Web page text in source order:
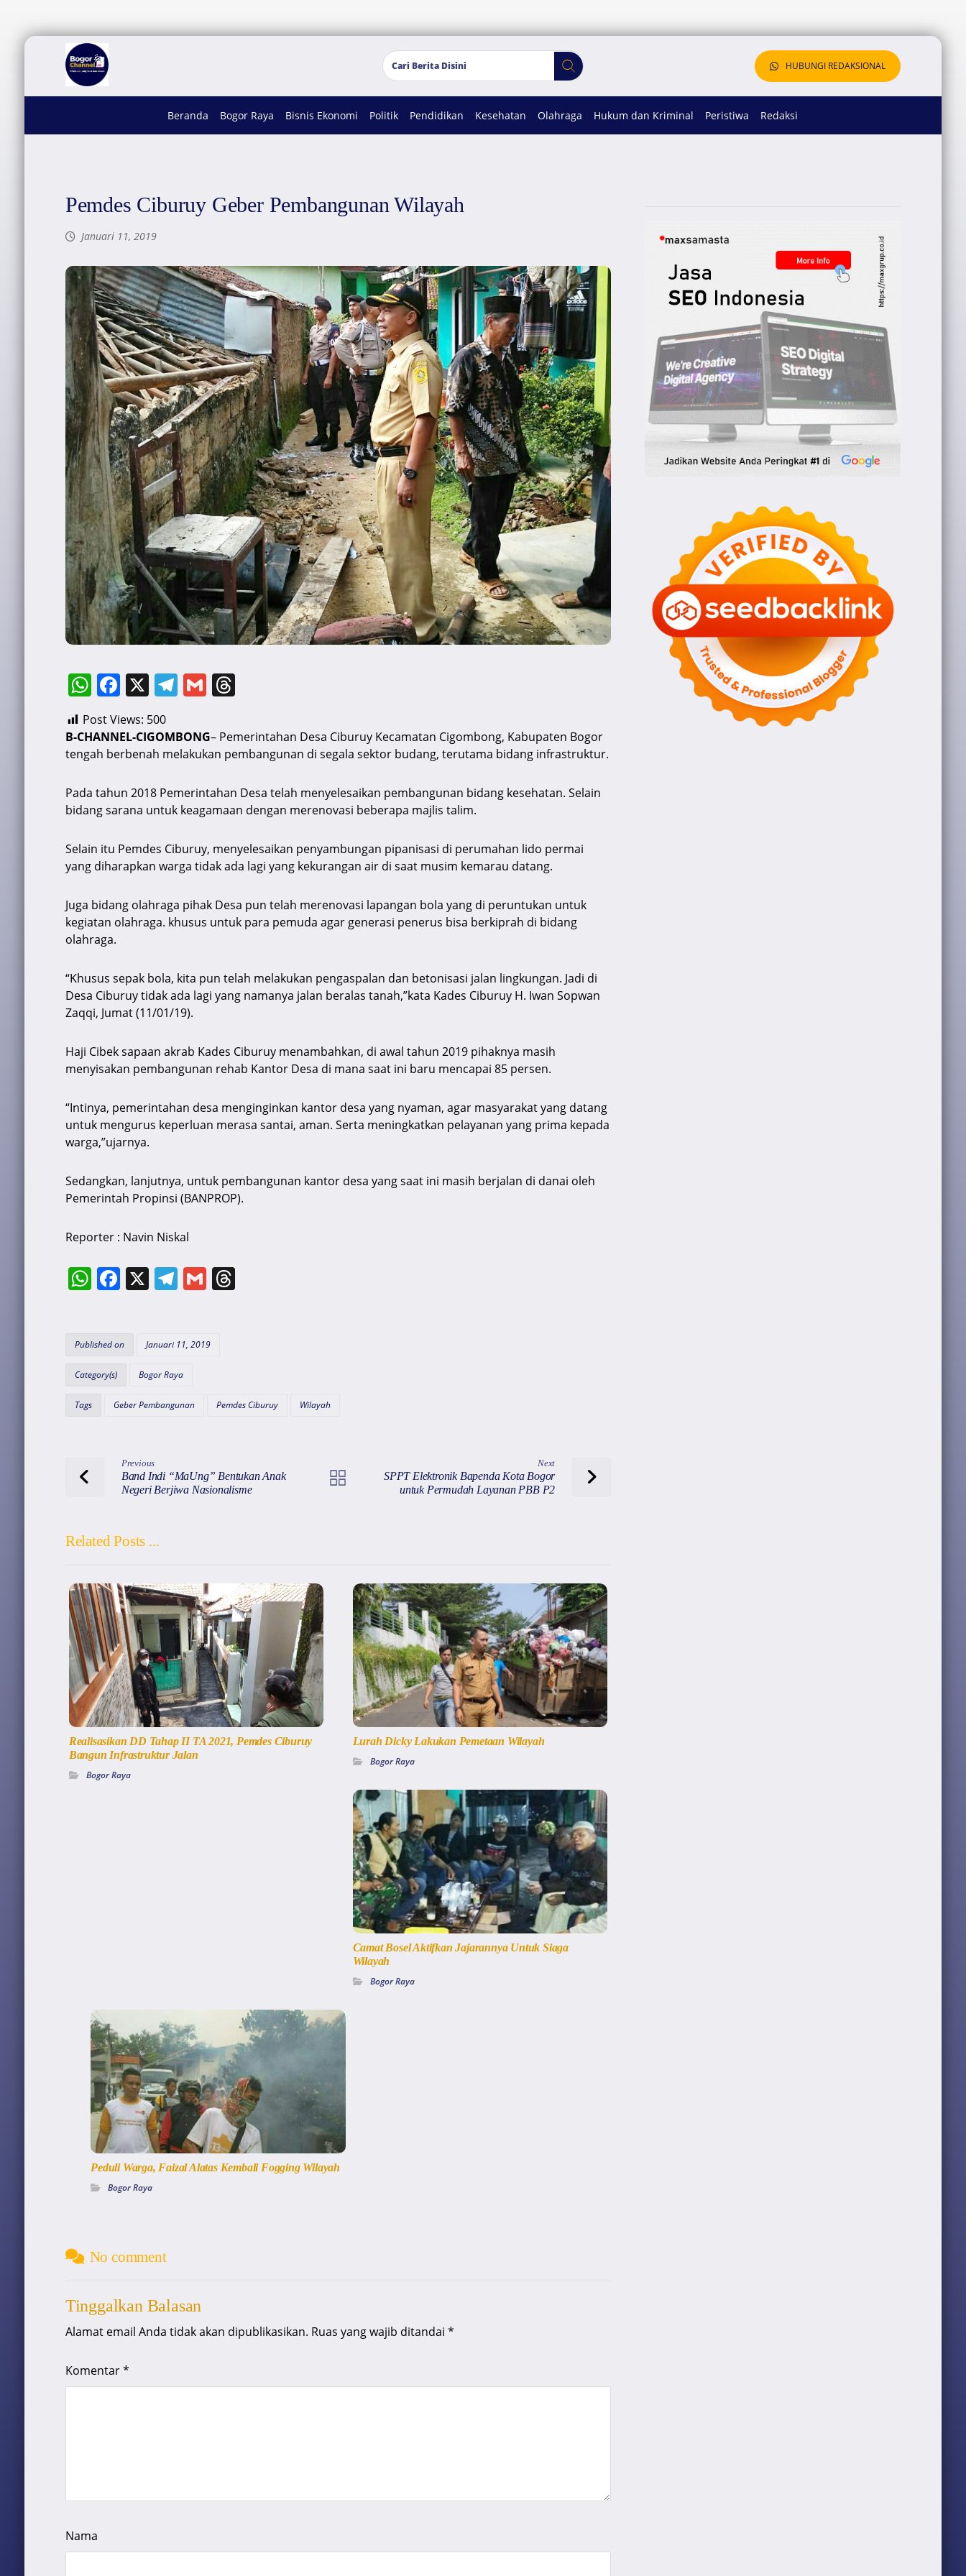
HUBUNGI REDAKSIONAL
Beranda Bogor Raya Bisnis Ekonomi Politik Pendidikan Kesehatan Olahraga Hukum dan Kriminal Peristiwa Redaksi
Pemdes Ciburuy Geber Pembangunan Wilayah
Januari 11, 2019
W
h
at
s
p
p
F
c
e
o
o
k
X T
e
gr
m
G
ai
l
T
e
a
s
Post Views: 500
B-CHANNEL-CIGOMBONG– Pemerintahan Desa Ciburuy Kecamatan Cigombong, Kabupaten Bogor
tengah berbenah melakukan pembangunan di segala sektor budang, terutama bidang infrastruktur.
Pada tahun 2018 Pemerintahan Desa telah menyelesaikan pembangunan bidang kesehatan. Selain
bidang sarana untuk keagamaan dengan merenovasi beberapa majlis talim.
Selain itu Pemdes Ciburuy, menyelesaikan penyambungan pipanisasi di perumahan lido permai
yang diharapkan warga tidak ada lagi yang kekurangan air di saat musim kemarau datang.
Juga bidang olahraga pihak Desa pun telah merenovasi lapangan bola yang di peruntukan untuk
kegiatan olahraga. khusus untuk para pemuda agar generasi penerus bisa berkiprah di bidang
olahraga.
“Khusus sepak bola, kita pun telah melakukan pengaspalan dan betonisasi jalan lingkungan. Jadi di
Desa Ciburuy tidak ada lagi yang namanya jalan beralas tanah,”kata Kades Ciburuy H. Iwan Sopwan
Zaqqi, Jumat (11/01/19).
Haji Cibek sapaan akrab Kades Ciburuy menambahkan, di awal tahun 2019 pihaknya masih
menyisakan pembangunan rehab Kantor Desa di mana saat ini baru mencapai 85 persen.
“Intinya, pemerintahan desa menginginkan kantor desa yang nyaman, agar masyarakat yang datang
untuk mengurus keperluan merasa santai, aman. Serta meningkatkan pelayanan yang prima kepada
warga,”ujarnya.
Sedangkan, lanjutnya, untuk pembangunan kantor desa yang saat ini masih berjalan di danai oleh
Pemerintah Propinsi (BANPROP).
Reporter : Navin Niskal
W
s
A
p
F
e
o
o
X T
gr
a
G
l
T
s
Published on Januari 11, 2019
Category(s) Bogor Raya
Tags Geber Pembangunan Pemdes Ciburuy Wilayah
Previous
Band Indi “MaUng” Bentukan Anak
Negeri Berjiwa Nasionalisme
Next
SPPT Elektronik Bapenda Kota Bogor
untuk Permudah Layanan PBB P2
Related Posts ...
Realisasikan DD Tahap II TA 2021, Pemdes Ciburuy
Bangun Infrastruktur Jalan
Bogor Raya
Lurah Dicky Lakukan Pemetaan Wilayah
Bogor Raya
Camat Bosel Aktifkan Jajarannya Untuk Siaga
Wilayah
Bogor Raya
Peduli Warga, Faizal Alatas Kembali Fogging Wilayah
Bogor Raya
No comment
Tinggalkan Balasan
Alamat email Anda tidak akan dipublikasikan. Ruas yang wajib ditandai *
Komentar*
Nama